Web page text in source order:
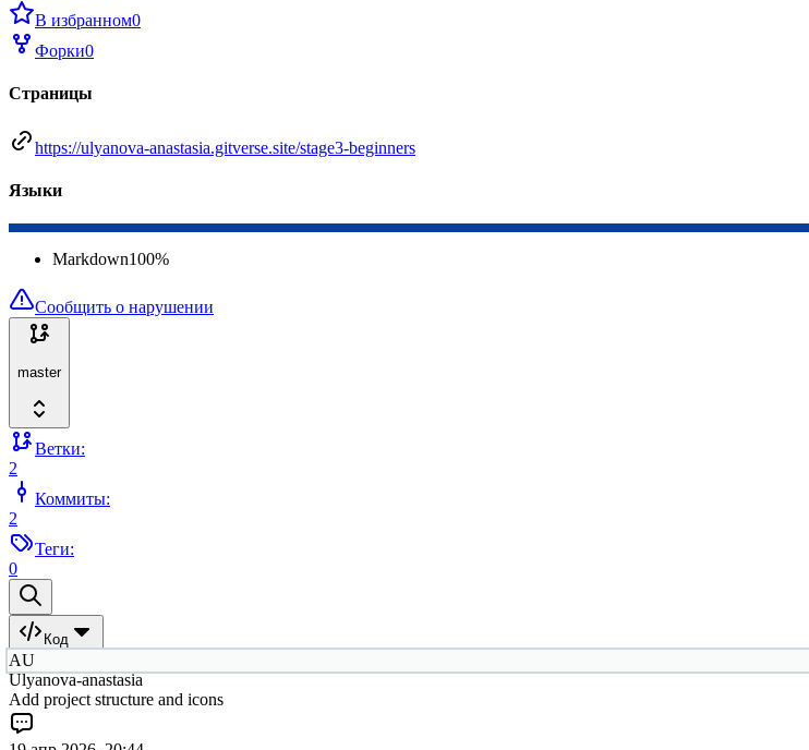
В избранном0
Форки0
Страницы
https://ulyanova-anastasia.gitverse.site/stage3-beginners
Языки
Markdown100%
Сообщить о нарушении
master
Ветки:
2
Коммиты:
2
Теги:
0
Код
AU
Ulyanova-anastasia
Add project structure and icons